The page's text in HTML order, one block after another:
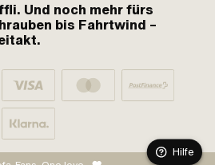
Und noch mehr fürs
bis Fahrtwind –
Hilfe